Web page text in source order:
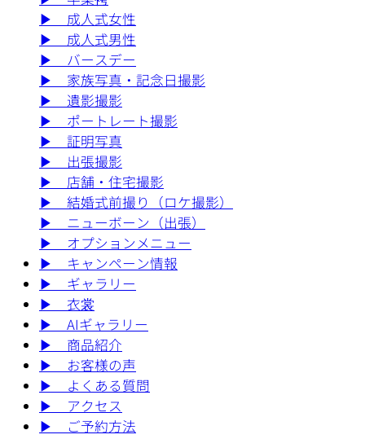
▶︎
成人式女性
▶︎
成人式男性
▶︎
バースデー
▶︎
家族写真・記念日撮影
▶︎
遺影撮影
▶︎
ポートレート撮影
▶︎
証明写真
▶︎
出張撮影
▶︎
店舗・住宅撮影
▶︎
結婚式前撮り（ロケ撮影）
▶︎
ニューボーン（出張）
▶︎
オプションメニュー
▶︎
キャンペーン情報
▶︎
ギャラリー
▶︎
衣裳
▶︎
AIギャラリー
▶︎
商品紹介
▶︎
お客様の声
▶︎
よくある質問
▶︎
アクセス
▶︎
ご予約方法